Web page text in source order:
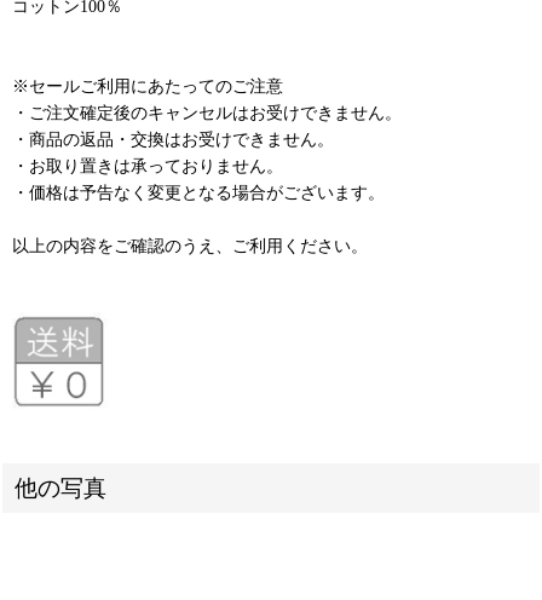
コットン100％
※セールご利用にあたってのご注意
・ご注文確定後のキャンセルはお受けできません。
・商品の返品・交換はお受けできません。
・お取り置きは承っておりません。
・価格は予告なく変更となる場合がございます。
以上の内容をご確認のうえ、ご利用ください。
他の写真